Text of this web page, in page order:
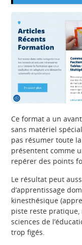
Ce format a un
sans matériel
pas résumer toute
présentent comme
repérer des points
Le résultat peut
d’apprentissage
kinesthésique
piste reste pratique,
sciences de
trop figés.